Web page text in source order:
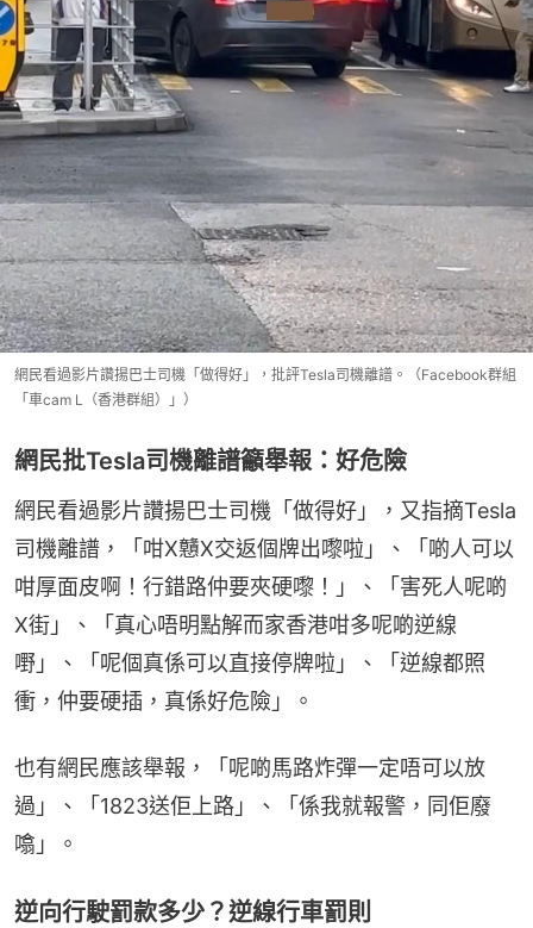
網民看過影片讚揚巴士司機「做得好」，批評Tesla司機離譜。（Facebook群組
「車cam L（香港群組）」）
網民批Tesla司機離譜籲舉報：好危險
網民看過影片讚揚巴士司機「做得好」，又指摘Tesla
司機離譜，「咁X戇X交返個牌出嚟啦」、「啲人可以
咁厚面皮啊！行錯路仲要夾硬嚟！」、「害死人呢啲
X街」、「真心唔明點解而家香港咁多呢啲逆線
嘢」、「呢個真係可以直接停牌啦」、「逆線都照
衝，仲要硬插，真係好危險」。
也有網民應該舉報，「呢啲馬路炸彈一定唔可以放
過」、「1823送佢上路」、「係我就報警，同佢廢
噏」。
逆向行駛罰款多少？逆線行車罰則